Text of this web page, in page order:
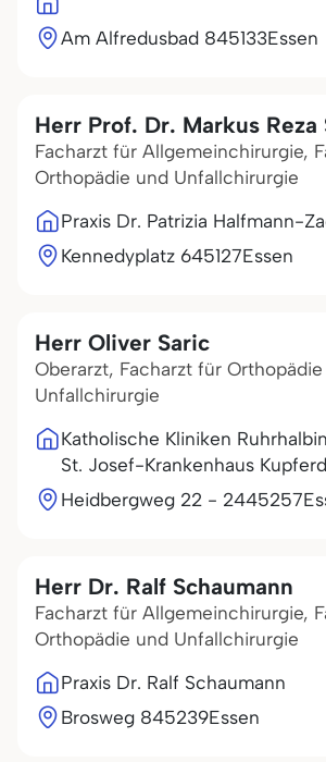
Am Alfredusbad 845133Essen
Herr Prof. Dr. Markus Reza
Facharzt für Allgemeinchirurgie,
Orthopädie und Unfallchirurgie
Praxis Dr. Patrizia Halfmann-
Kennedyplatz 645127Essen
Herr Oliver Saric
Oberarzt, Facharzt für
Unfallchirurgie
Katholische Kliniken
St. Josef-Krankenhaus
Heidbergweg 22 - 2445257
Herr Dr. Ralf Schaumann
Facharzt für Allgemeinchirurgie,
Orthopädie und Unfallchirurgie
Praxis Dr. Ralf Schaumann
Brosweg 845239Essen